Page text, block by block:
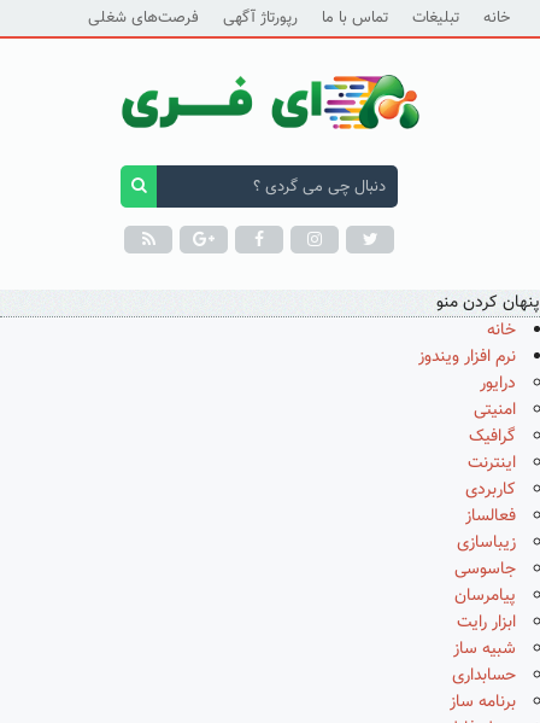
خانه تبلیغات تماس با ما رپورتاژ آگهی فرصت‌های شغلی
پنهان کردن منو
خانه
نرم افزار ویندوز
درایور
امنیتی
گرافیک
اینترنت
کاربردی
فعالساز
زیباسازی
جاسوسی
پیامرسان
ابزار رایت
شبیه ساز
حسابداری
برنامه ساز